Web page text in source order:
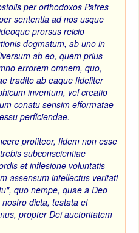
per orthodoxos Patres
sententia ad nos usque
prorsus reicio
dogmatum, ab uno in
ab eo, quem prius
errorem omnem, quo,
tradito ab eaque fideliter
inventum, vel creatio
conatu sensim efformatae
perficiendae.
profiteor, fidem non esse
subconscientiae
et inflesione voluntatis
assensum intellectus veritati
quo nempe, quae a Deo
dicta, testata et
propter Dei auctoritatem